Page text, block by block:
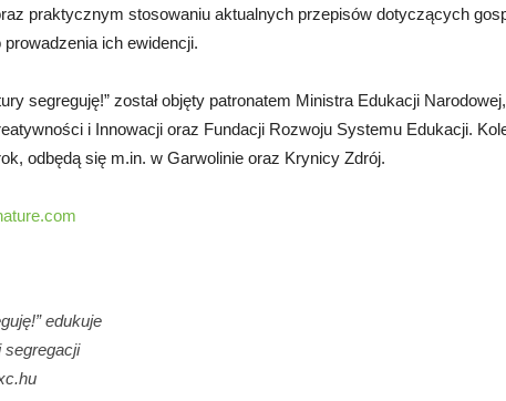
praktycznym stosowaniu aktualnych przepisów dotyczących
prowadzenia ich ewidencji.
segreguję!” został objęty patronatem Ministra Edukacji Narodowej,
i Innowacji oraz Fundacji Rozwoju Systemu Edukacji.
odbędą się m.in. w Garwolinie oraz Krynicy Zdrój.
edukuje
segregacji